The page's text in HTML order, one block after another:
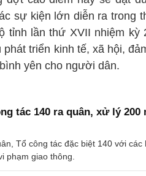
Tổ công tác đặc biệt 140 với
phạm giao thông.
Hải Phòng ra quân tuần tra,
trật tự trong những ngày cách ly
ra quân trấn áp tội phạm
TP.HCM tổ chức lễ ra quân tấn